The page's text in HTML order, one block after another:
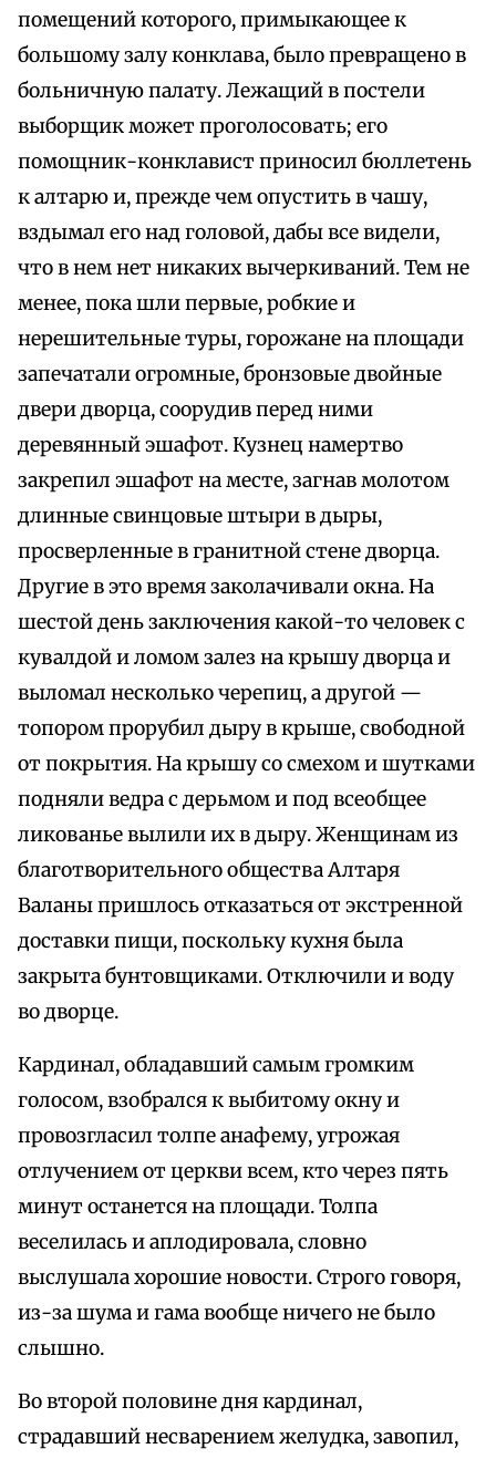
помещений которого, примыкающее к
большому залу конклава, было превращено в
больничную палату. Лежащий в постели
выборщик может проголосовать; его
помощник-конклавист приносил бюллетень
к алтарю и, прежде чем опустить в чашу,
вздымал его над головой, дабы все видели,
что в нем нет никаких вычеркиваний. Тем не
менее, пока шли первые, робкие и
нерешительные туры, горожане на площади
запечатали огромные, бронзовые двойные
двери дворца, соорудив перед ними
деревянный эшафот. Кузнец намертво
закрепил эшафот на месте, загнав молотом
длинные свинцовые штыри в дыры,
просверленные в гранитной стене дворца.
Другие в это время заколачивали окна. На
шестой день заключения какой-то человек с
кувалдой и ломом залез на крышу дворца и
выломал несколько черепиц, а другой —
топором прорубил дыру в крыше, свободной
от покрытия. На крышу со смехом и шутками
подняли ведра с дерьмом и под всеобщее
ликованье вылили их в дыру. Женщинам из
благотворительного общества Алтаря
Валаны пришлось отказаться от экстренной
доставки пищи, поскольку кухня была
закрыта бунтовщиками. Отключили и воду
во дворце.
Кардинал, обладавший самым громким
голосом, взобрался к выбитому окну и
провозгласил толпе анафему, угрожая
отлучением от церкви всем, кто через пять
минут останется на площади. Толпа
веселилась и аплодировала, словно
выслушала хорошие новости. Строго говоря,
из-за шума и гама вообще ничего не было
слышно.
Во второй половине дня кардинал,
страдавший несварением желудка, завопил,